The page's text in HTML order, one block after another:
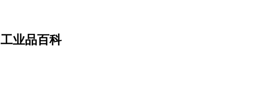
工业品百科